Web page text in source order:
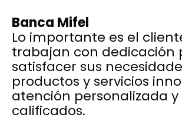
Banca Mifel
Lo importante es el
trabajan con dedicación
satisfacer sus
productos y servicios
atención personalizada y
calificados.